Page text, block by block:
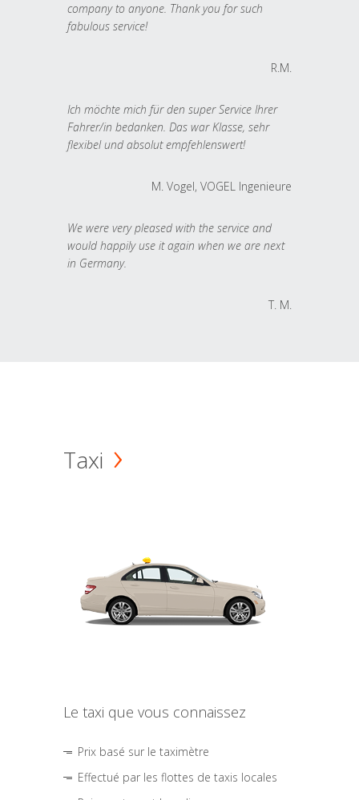
company to anyone. Thank you for such
fabulous service!
R.M.
Ich möchte mich für den super Service Ihrer
Fahrer/in bedanken. Das war Klasse, sehr
flexibel und absolut empfehlenswert!
M. Vogel, VOGEL Ingenieure
We were very pleased with the service and
would happily use it again when we are next
in Germany.
T. M.
Taxi
Le taxi que vous connaissez
Prix basé sur le taximètre
Effectué par les flottes de taxis locales